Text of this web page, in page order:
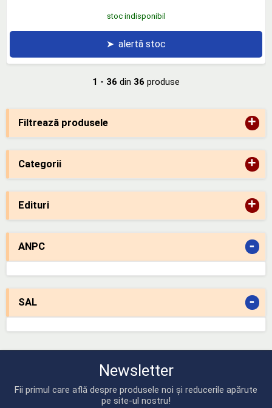
Filtrează produsele +
Categorii +
Edituri +
ANPC -
SAL -
stoc indisponibil
➤ alertă stoc
1 - 36 din 36 produse
Newsletter
Fii primul care află despre produsele noi și reducerile apărute
pe site-ul nostru!